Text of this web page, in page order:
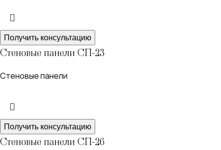
Получить консультацию
Стеновые панели СП-23
Стеновые панели
Получить консультацию
Стеновые панели СП-26